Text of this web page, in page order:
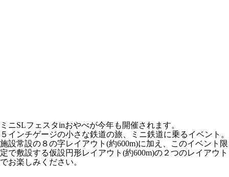
ミニSLフェスタinおやべが今年も開催されます。
５インチゲージの小さな鉄道の旅、ミニ鉄道に乗るイベント。
施設常設の８の字レイアウト(約600m)に加え、このイベント限
定で敷設する仮設円形レイアウト(約600m)の２つのレイアウト
でお楽しみください。